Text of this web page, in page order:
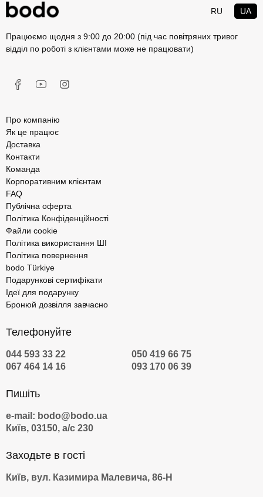
RU UA
Працюємо щодня з 9:00 до 20:00 (під час повітряних тривог
відділ по роботі з клієнтами може не працювати)
Про компанію
Як це працює
Доставка
Контакти
Команда
Корпоративним клієнтам
FAQ
Публічна оферта
Політика Конфіденційності
Файли cookie
Політика використання ШІ
Політика повернення
bodo Türkiye
Подарункові сертифікати
Ідеї для подарунку
Бронюй дозвілля завчасно
Телефонуйте
044 593 33 22
050 419 66 75
067 464 14 16
093 170 06 39
Пишіть
e-mail: bodo@bodo.ua
Київ, 03150, а/с 230
Заходьте в гості
Київ, вул. Казимира Малевича, 86-Н